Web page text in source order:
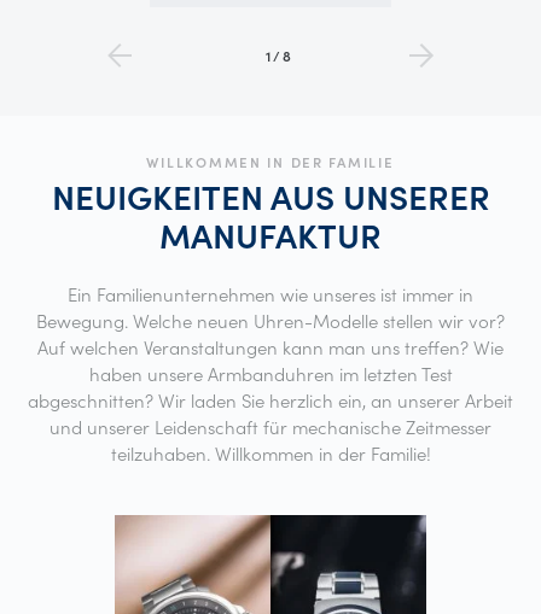
1/8
WILLKOMMEN IN DER FAMILIE
NEUIGKEITEN AUS UNSERER
MANUFAKTUR
Ein Familienunternehmen wie unseres ist immer in
Bewegung. Welche neuen Uhren-Modelle stellen wir vor?
Auf welchen Veranstaltungen kann man uns treffen? Wie
haben unsere Armbanduhren im letzten Test
abgeschnitten? Wir laden Sie herzlich ein, an unserer Arbeit
und unserer Leidenschaft für mechanische Zeitmesser
teilzuhaben. Willkommen in der Familie!